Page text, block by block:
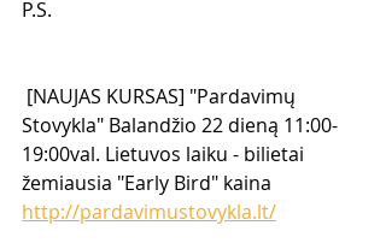
P.S.
Stovykla" Balandžio 22 dieną 11:00-
19:00val. Lietuvos laiku - bilietai
žemiausia "Early Bird" kaina
http://pardavimustovykla.lt/